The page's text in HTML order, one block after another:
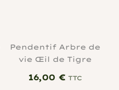
Pendentif Arbre de
vie Œil de Tigre
16,00 € TTC